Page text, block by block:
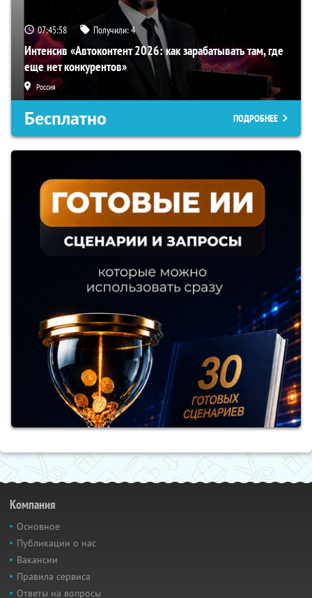
07:45:57 Получили:4
Интенсив «Автоконтент 2026: как зарабатывать там, где
еще нет конкурентов»
Россия
Бесплатно ПОДРОБНЕЕ
Компания
Основное
Публикации о нас
Вакансии
Правила сервиса
Ответы на вопросы